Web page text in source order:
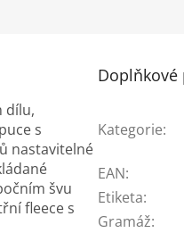
dílu,
s
nastavitelné
švu
fleece s
Kategorie:
EAN:
Etiketa:
Gramáž: